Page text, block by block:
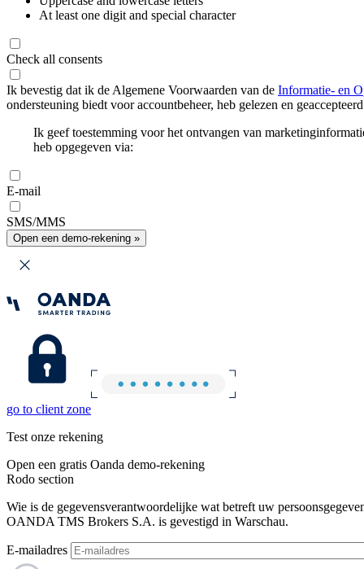
At least one digit and special character
Check all consents
Ik bevestig dat ik de Algemene Voorwaarden van de Informatie- en
ondersteuning biedt voor accountbeheer, heb gelezen en
Ik geef toestemming voor het ontvangen van
heb opgegeven via:
E-mail
SMS/MMS
Open een demo-rekening »
go to client zone
Test onze rekening
Open een gratis Oanda demo-rekening
Rodo section
Wie is de gegevensverantwoordelijke wat betreft uw
OANDA TMS Brokers S.A. is gevestigd in Warschau.
E-mailadres